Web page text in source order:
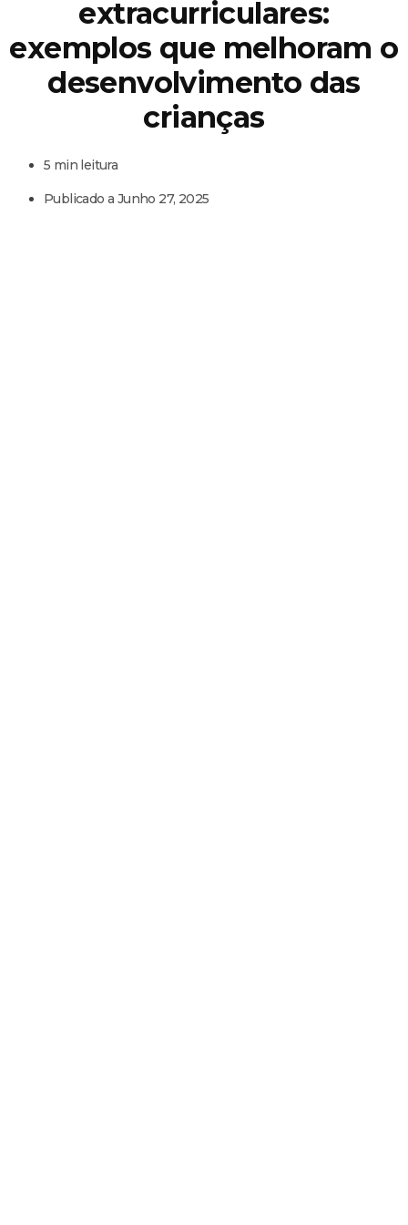
extracurriculares:
exemplos que melhoram o
desenvolvimento das
crianças
5 min leitura
Publicado a Junho 27, 2025